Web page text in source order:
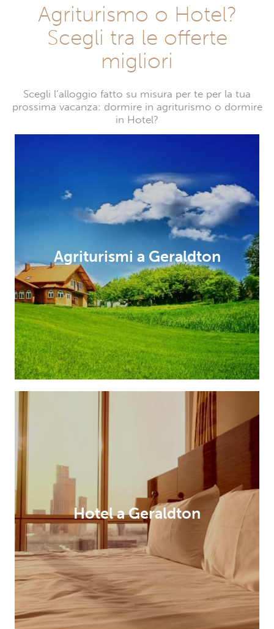
Agriturismo o Hotel?
Scegli tra le offerte
migliori
Scegli l’alloggio fatto su misura per te per la tua
prossima vacanza: dormire in agriturismo o dormire
in Hotel?
Agriturismi a Geraldton
Hotel a Geraldton